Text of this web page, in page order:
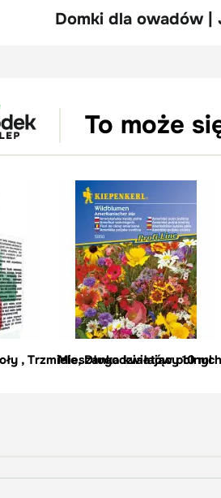
Domki dla owadów |
To może
, Trzmiele, Długodziałający 10 ml
Mieszanka kwiatów polnych